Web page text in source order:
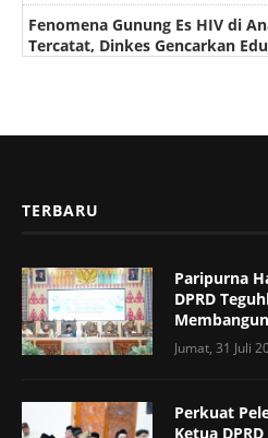
Fenomena Gunung Es HIV di
Tercatat, Dinkes Gencarkan
TERBARU
Paripurna
DPRD
Jumat, 31 Juli
Perkuat
Ketua